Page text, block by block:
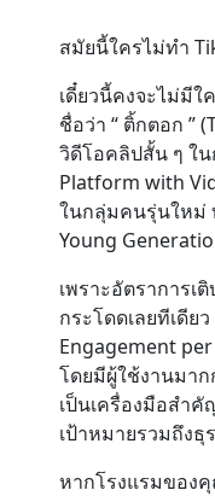
Contact
สมัยนี้ใครไม่ทำ
เดี๋ยวนี้คงจะไม่มี
ชื่อว่า “ ติ้กตอก ”
วิดีโอคลิปสั้น ๆ ใน
Platform with
ในกลุ่มคนรุ่นใหม่
Young
เพราะอัตราการเ
กระโดดเลยทีเดีย
Engagement
โดยมีผู้ใช้งานมา
เป็นเครื่องมือสำ
เป้าหมายรวมถึงธุ
หากโรงแรมของ